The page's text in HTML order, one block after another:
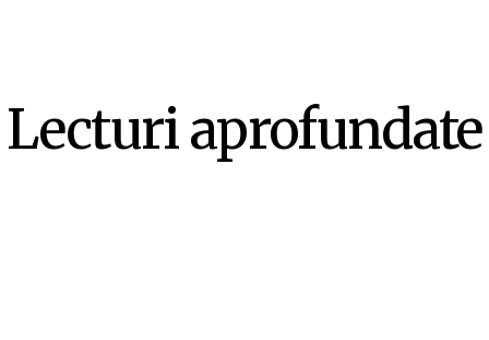
Lecturi aprofundate